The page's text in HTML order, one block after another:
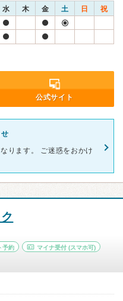
水 木 金 土 日 祝
公式サイト
ります。 ご迷惑をおかけ
予約 マイナ受付 (スマホ可)